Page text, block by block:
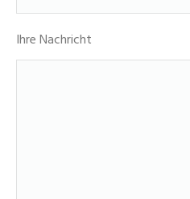
Ihre Nachricht